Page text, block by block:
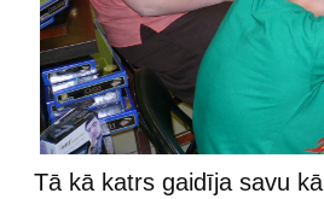
Tā kā katrs gaidīja savu